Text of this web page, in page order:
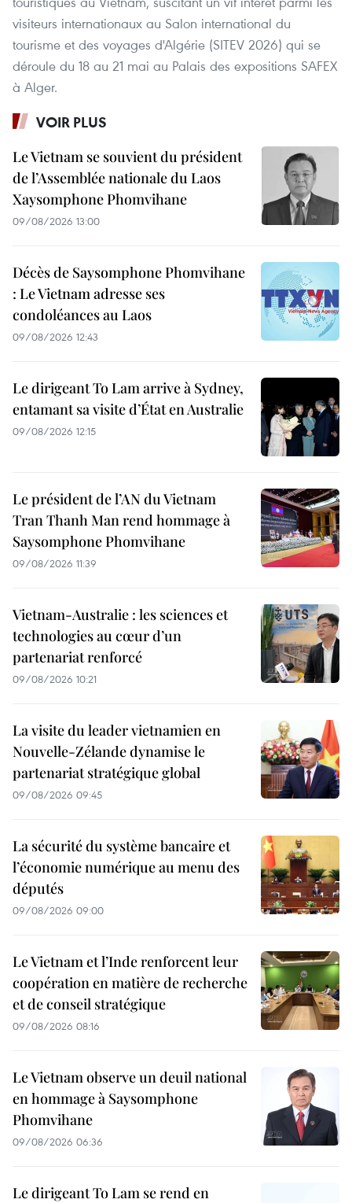
visiteurs internationaux au Salon international du
tourisme et des voyages d'Algérie (SITEV 2026) qui se
déroule du 18 au 21 mai au Palais des expositions SAFEX
à Alger.
VOIR PLUS
Le Vietnam se souvient du président
de l’Assemblée nationale du Laos
Xaysomphone Phomvihane
09/08/2026 13:00
Décès de Saysomphone Phomvihane
: Le Vietnam adresse ses
condoléances au Laos
09/08/2026 12:43
Le dirigeant To Lam arrive à Sydney,
entamant sa visite d’État en Australie
09/08/2026 12:15
Le président de l’AN du Vietnam
Tran Thanh Man rend hommage à
Saysomphone Phomvihane
09/08/2026 11:39
Vietnam-Australie : les sciences et
technologies au cœur d’un
partenariat renforcé
09/08/2026 10:21
La visite du leader vietnamien en
Nouvelle-Zélande dynamise le
partenariat stratégique global
09/08/2026 09:45
La sécurité du système bancaire et
l’économie numérique au menu des
députés
09/08/2026 09:00
Le Vietnam et l’Inde renforcent leur
coopération en matière de recherche
et de conseil stratégique
09/08/2026 08:16
Le Vietnam observe un deuil national
en hommage à Saysomphone
Phomvihane
09/08/2026 06:36
Le dirigeant To Lam se rend en